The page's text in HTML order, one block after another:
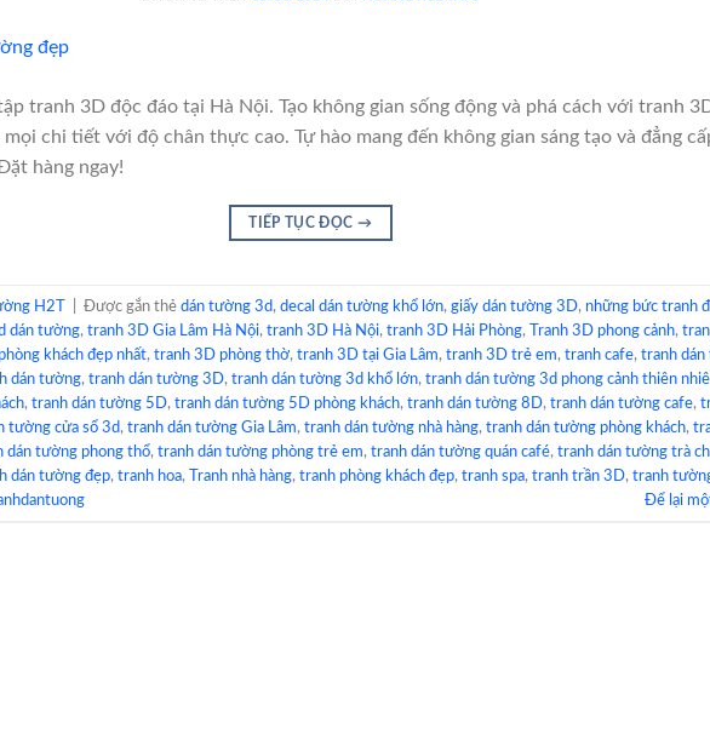
tranh 3D độc đáo tại Hà Nội. Tạo không gian sống động và phá cách với tranh
mọi chi tiết với độ chân thực cao. Tự hào mang đến không gian sáng tạo và đẳng
hàng ngay!
TIẾP TỤC ĐỌC →
H2T Được gắn thẻ dán tường 3d, decal dán tường khổ lớn, giấy dán tường 3D, những bức tranh
dán tường, tranh 3D Gia Lâm Hà Nội, tranh 3D Hà Nội, tranh 3D Hải Phòng, Tranh 3D phong cảnh,
khách đẹp nhất, tranh 3D phòng thờ, tranh 3D tại Gia Lâm, tranh 3D trẻ em, tranh cafe, tranh dán
dán tường, tranh dán tường 3D, tranh dán tường 3d khổ lớn, tranh dán tường 3d phong cảnh thiên
, tranh dán tường 5D, tranh dán tường 5D phòng khách, tranh dán tường 8D, tranh dán tường cafe,
tường cửa sổ 3d, tranh dán tường Gia Lâm, tranh dán tường nhà hàng, tranh dán tường phòng khách,
dán tường phong thổ, tranh dán tường phòng trẻ em, tranh dán tường quán café, tranh dán tường trà
dán tường đẹp, tranh hoa, Tranh nhà hàng, tranh phòng khách đẹp, tranh spa, tranh trần 3D, tranh
Để lại